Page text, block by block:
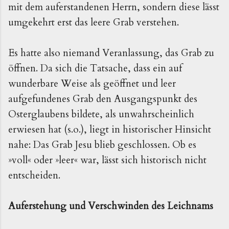
mit dem auferstandenen Herrn, sondern diese lässt
umgekehrt erst das leere Grab verstehen.
Es hatte also niemand Veranlassung, das Grab zu
öffnen. Da sich die Tatsache, dass ein auf
wunderbare Weise als geöffnet und leer
aufgefundenes Grab den Ausgangspunkt des
Osterglaubens bildete, als unwahrscheinlich
erwiesen hat (s.o.), liegt in historischer Hinsicht
nahe: Das Grab Jesu blieb geschlossen. Ob es
»voll« oder »leer« war, lässt sich historisch nicht
entscheiden.
Auferstehung und Verschwinden des Leichnams